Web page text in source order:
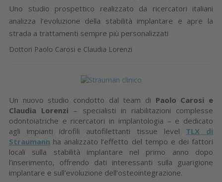
Uno studio prospettico realizzato da ricercatori italiani
analizza l’evoluzione della stabilità implantare e apre la
strada a trattamenti sempre più personalizzati
Dottori Paolo Carosi e Claudia Lorenzi
Un nuovo studio condotto dal team di Paolo Carosi e
Claudia Lorenzi – specialisti in riabilitazioni complesse
odontoiatriche e ricercatori in implantologia – e dedicato
agli impianti idrofili autofilettanti tissue level
TLX di
Straumann ha analizzato l’effetto del tempo e dei fattori
locali sulla stabilità implantare nel primo anno dopo
l’inserimento, offrendo dati interessanti sulla guarigione
implantare e sull’evoluzione dell’osteointegrazione.